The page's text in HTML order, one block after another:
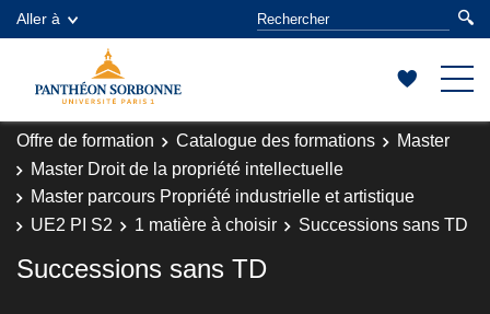
Aller à
Offre de formation Catalogue des formations
Master
Master Droit de la propriété intellectuelle
Master parcours Propriété industrielle et artistique
UE2 PI S2
1 matière à choisir Successions sans TD
Successions sans TD